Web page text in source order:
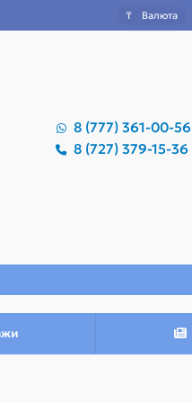
₸ Валюта
8 (777) 361-00-56
8 (727) 379-15-36